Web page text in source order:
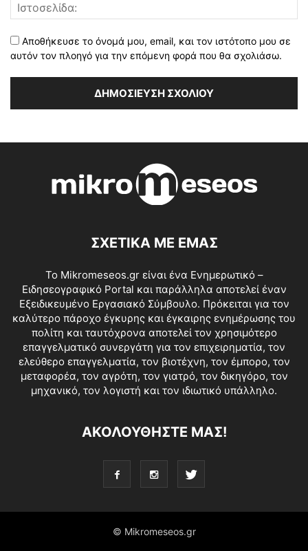
Αποθήκευσε το όνομά μου, email, και τον ιστότοπο μου σε
αυτόν τον πλοηγό για την επόμενη φορά που θα σχολιάσω.
ΣΧΕΤΙΚΑ ΜΕ ΕΜΑΣ
Το Mikromeseos.gr είναι ένα Ενημερωτικό –
Ειδησεογραφικό Portal και παράλληλα αποτελεί έναν
Εξειδικευμένο Εργασιακό Σύμβουλο. Πρόκειται για τον
καλύτερο πάροχο έγκυρης και έγκαιρης ενημέρωσης του
πολίτη και ταυτόχρονα αποτελεί τον χρησιμότερο
επαγγελματικό συνεργάτη για τον επιχειρηματία, τον
ελεύθερο επαγγελματία, τον βιοτέχνη, τον έμπορο, τον
μεταφορέα, τον αγρότη, τον γιατρό, τον δικηγόρο, τον
μηχανικό, τον λογιστή και τον ιδιωτικό υπάλληλο.
ΑΚΟΛΟΥΘΗΣΤΕ ΜΑΣ!
© Mikromeseos.gr